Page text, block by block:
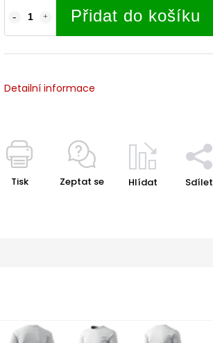
Přidat do košíku
Detailní informace
Tisk Zeptat se Hlídat Sdílet